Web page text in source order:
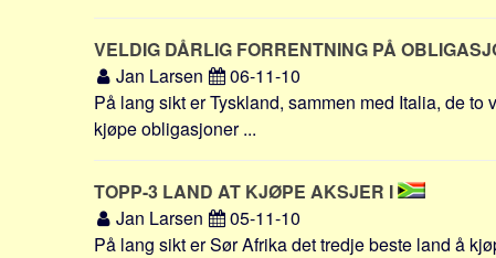
VELDIG DÅRLIG FORRENTNING PÅ
Jan Larsen
06-11-10
På lang sikt er Tyskland, sammen med Italia, de
kjøpe obligasjoner ...
TOPP-3 LAND AT KJØPE AKSJER I
Jan Larsen
05-11-10
På lang sikt er Sør Afrika det tredje beste land å